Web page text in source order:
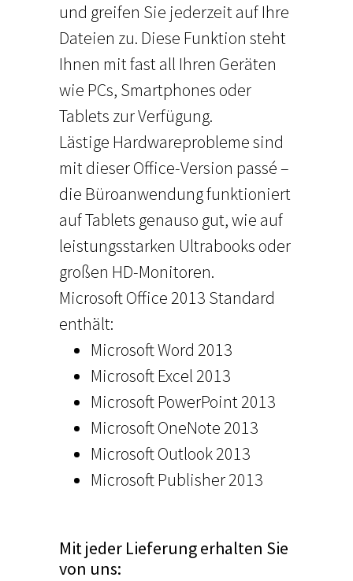
und greifen Sie jederzeit auf Ihre
Dateien zu. Diese Funktion steht
Ihnen mit fast all Ihren Geräten
wie PCs, Smartphones oder
Tablets zur Verfügung.
Lästige Hardwareprobleme sind
mit dieser Office-Version passé –
die Büroanwendung funktioniert
auf Tablets genauso gut, wie auf
leistungsstarken Ultrabooks oder
großen HD-Monitoren.
Microsoft Office 2013 Standard
enthält:
Microsoft Word 2013
Microsoft Excel 2013
Microsoft PowerPoint 2013
Microsoft OneNote 2013
Microsoft Outlook 2013
Microsoft Publisher 2013
Mit jeder Lieferung erhalten Sie
von uns: